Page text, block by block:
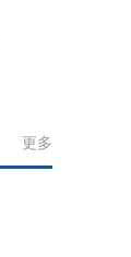
更多